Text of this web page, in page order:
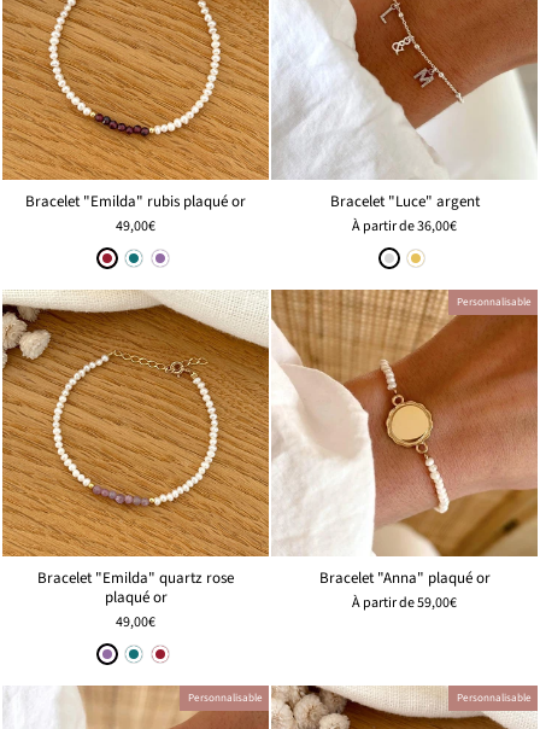
Bracelet "Emilda" rubis plaqué or
49,00€
Bracelet "Luce" argent
À partir de36,00€
Bracelet "Emilda" quartz rose
plaqué or
49,00€
Personnalisable
Bracelet "Anna" plaqué or
À partir de59,00€
Personnalisable Personnalisable